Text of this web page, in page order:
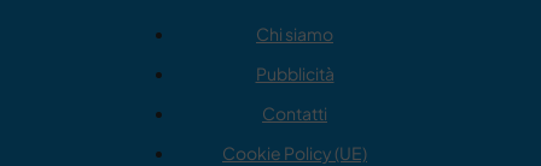
Chi siamo
Pubblicità
Contatti
Cookie Policy (UE)